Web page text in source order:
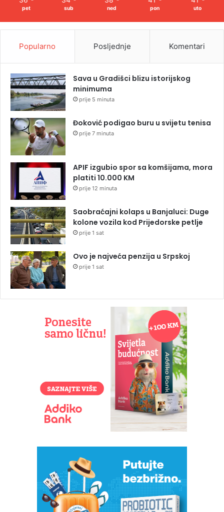
pet sub ned pon uto
Popularno Posljednje Komentari
Sava u Gradišci blizu istorijskog
minimuma
prije 5 minuta
Đoković podigao buru u svijetu tenisa
prije 7 minuta
APIF izgubio spor sa komšijama, mora
platiti 10.000 KM
prije 12 minuta
Saobraćajni kolaps u Banjaluci: Duge
kolone vozila kod Prijedorske petlje
prije 1 sat
Ovo je najveća penzija u Srpskoj
prije 1 sat